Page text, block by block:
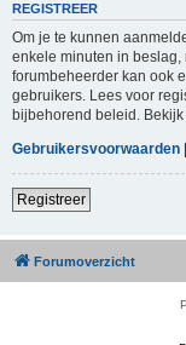
REGISTREER
Om je te kunnen
enkele minuten in
forumbeheerder kan ook
gebruikers. Lees voor
bijbehorend beleid. Bekijk
Gebruikersvoorwaarden |
Registreer
Forumoverzicht